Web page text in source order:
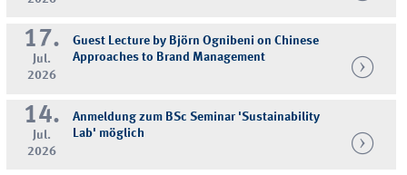
17.
Jul.
2026
Guest Lecture by Björn Ognibeni on Chinese
Approaches to Brand Management
14.
Jul.
2026
Anmeldung zum BSc Seminar 'Sustainability
Lab' möglich